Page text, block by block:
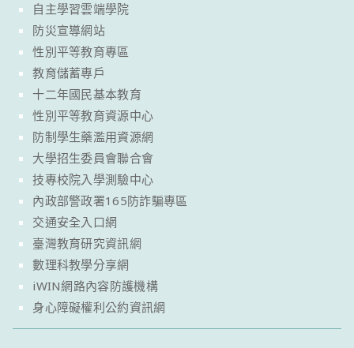
自主學習雲端學院
防災宣導網站
性別平等教育專區
教育儲蓄專戶
十二年國民基本教育
性別平等教育資源中心
防制學生藥濫用資源網
大學招生委員會聯合會
技專校院入學測驗中心
內政部警政署165防詐騙專區
交通安全入口網
臺灣教育研究資訊網
數理科教學分享網
iWIN網路內容防護機構
身心障礙權利公約資訊網